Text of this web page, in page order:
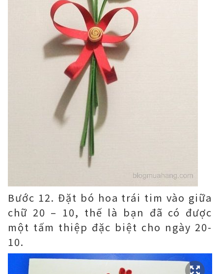
Bước 12. Đặt bó hoa trái tim vào giữa
chữ 20 – 10, thế là bạn đã có được
một tấm thiệp đặc biệt cho ngày 20-
10.